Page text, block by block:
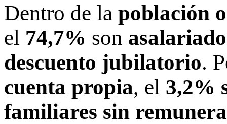
Dentro de la población
el 74,7% son
descuento jubilatorio.
cuenta propia, el 3,2%
familiares sin